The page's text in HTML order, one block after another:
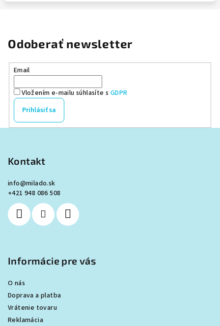
Odoberať newsletter
Email
Vložením e-mailu súhlasíte s GDPR
Prihlásiť sa
Kontakt
info@milado.sk
+421 948 086 508
Informácie pre vás
O nás
Doprava a platba
Vrátenie tovaru
Reklamácia